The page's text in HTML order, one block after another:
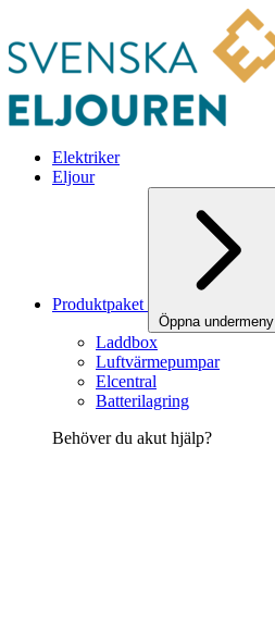
Elektriker
Eljour
Produktpaket
Öppna undermeny
Laddbox
Luftvärmepumpar
Elcentral
Batterilagring
Behöver du akut hjälp?